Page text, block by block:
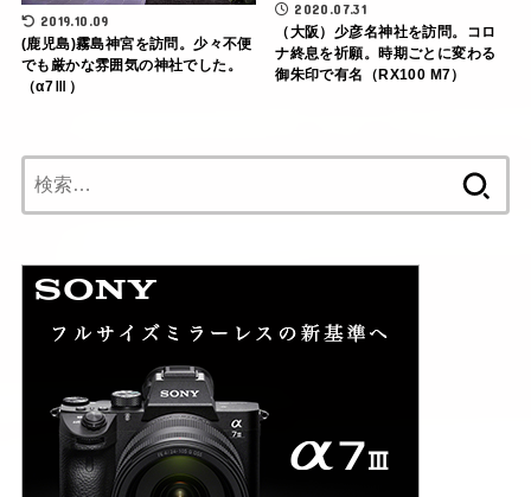
2019.10.09
(鹿児島)霧島神宮を訪問。少々不便
でも厳かな雰囲気の神社でした。
（α7Ⅲ）
2020.07.31
（大阪）少彦名神社を訪問。コロ
ナ終息を祈願。時期ごとに変わる
御朱印で有名（RX100 M7）
索: